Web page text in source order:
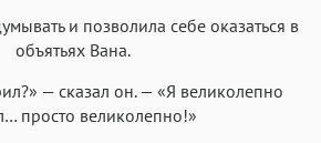
и позволила себе оказаться в
объятьях Вана.
— сказал он. — «Я великолепно
просто великолепно!»